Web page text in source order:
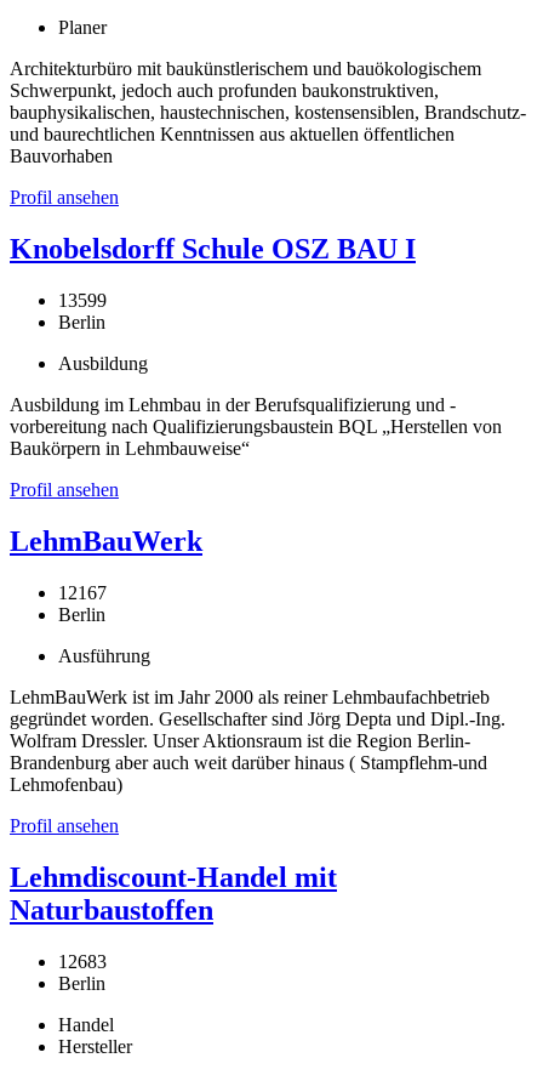
Planer
Architekturbüro mit baukünstlerischem und bauökologischem
Schwerpunkt, jedoch auch profunden baukonstruktiven,
bauphysikalischen, haustechnischen, kostensensiblen, Brandschutz-
und baurechtlichen Kenntnissen aus aktuellen öffentlichen
Bauvorhaben
Profil ansehen
Knobelsdorff Schule OSZ BAU I
13599
Berlin
Ausbildung
Ausbildung im Lehmbau in der Berufsqualifizierung und -
vorbereitung nach Qualifizierungsbaustein BQL „Herstellen von
Baukörpern in Lehmbauweise“
Profil ansehen
LehmBauWerk
12167
Berlin
Ausführung
LehmBauWerk ist im Jahr 2000 als reiner Lehmbaufachbetrieb
gegründet worden. Gesellschafter sind Jörg Depta und Dipl.-Ing.
Wolfram Dressler. Unser Aktionsraum ist die Region Berlin-
Brandenburg aber auch weit darüber hinaus ( Stampflehm-und
Lehmofenbau)
Profil ansehen
Lehmdiscount-Handel mit
Naturbaustoffen
12683
Berlin
Handel
Hersteller